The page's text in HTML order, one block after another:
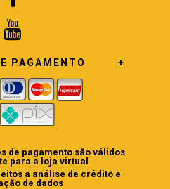
PAGAMENTO
de pagamento são válidos
para a loja virtual
a análise de crédito e
de dados